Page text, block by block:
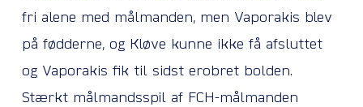
fri alene med målmanden, men Vaporakis blev
på fødderne, og Kløve kunne ikke få afsluttet
og Vaporakis fik til sidst erobret bolden.
Stærkt målmandsspil af FCH-målmanden